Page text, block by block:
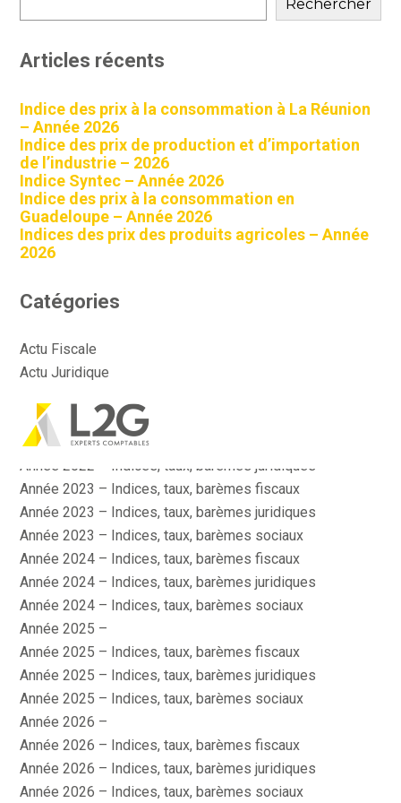
Aller
au
Rechercher
Articles récents
Indice des prix à la consommation à La Réunion
– Année 2026
Indice des prix de production et d’importation
de l’industrie – 2026
Indice Syntec – Année 2026
Indice des prix à la consommation en
Guadeloupe – Année 2026
Indices des prix des produits agricoles – Année
2026
Catégories
Actu Fiscale
Actu Juridique
Actualité
Année 2022 – Indices, taux, barèmes fiscaux
Année 2022 – Indices, taux, barèmes juridiques
Année 2023 – Indices, taux, barèmes fiscaux
Année 2023 – Indices, taux, barèmes juridiques
Année 2023 – Indices, taux, barèmes sociaux
Année 2024 – Indices, taux, barèmes fiscaux
Année 2024 – Indices, taux, barèmes juridiques
Année 2024 – Indices, taux, barèmes sociaux
Année 2025 –
Année 2025 – Indices, taux, barèmes fiscaux
Année 2025 – Indices, taux, barèmes juridiques
Année 2025 – Indices, taux, barèmes sociaux
Année 2026 –
Année 2026 – Indices, taux, barèmes fiscaux
Année 2026 – Indices, taux, barèmes juridiques
Année 2026 – Indices, taux, barèmes sociaux